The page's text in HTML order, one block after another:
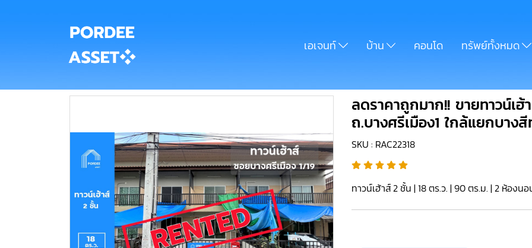
เอเจนท์ บ้าน คอนโด ทรัพย์ทั้งหมด
ลดราคาถูกมาก!! ขายทาวน์เ
ถ.บางศรีเมือง1 ใกล้แยกบาง
SKU : RAC22318
ทาวน์เฮ้าส์ 2 ชั้น | 18 ตร.ว. | 90 ตร.ม. | 2 ห้องน